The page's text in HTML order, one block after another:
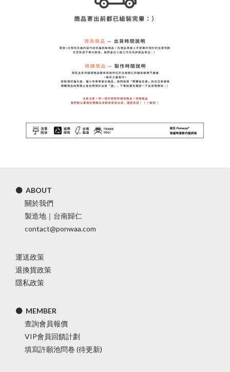
⚫ ABOUT
關於我們
製造地｜台南歸仁
contact@ponwaa.com
運送政策
退換貨政策
隱私政策
⚫ MEMBER
查詢會員報價
VIP會員回饋計劃
填寫許願池問卷 (待更新)